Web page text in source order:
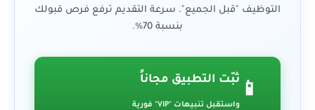
التوظيف "قبل الجميع". سرعة التقديم ترفع فرص قبولك
بنسبة 70%.
📱
ثبّت التطبيق مجاناً
واستقبل تنبيهات "VIP" فورية